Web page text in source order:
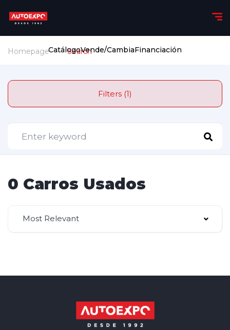
CatálogoVende/CambiaFinanciación
Homepage Search
Filters (1)
0 Carros Usados
Most Relevant